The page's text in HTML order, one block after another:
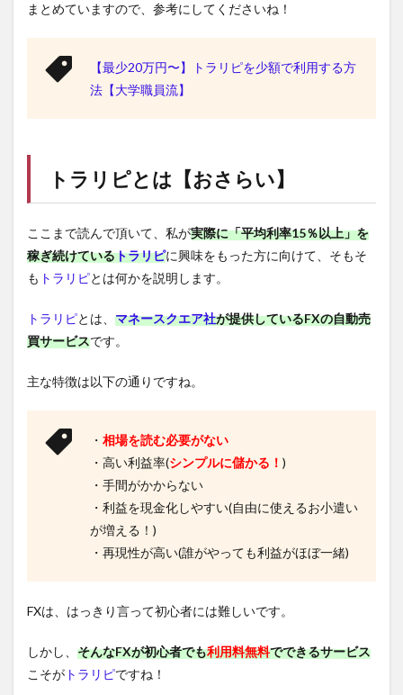
まとめていますので、参考にしてくださいね！
【最少20万円〜】トラリピを少額で利用する方
法【大学職員流】
トラリピとは【おさらい】
ここまで読んで頂いて、私が実際に「平均利率15％以上」を
稼ぎ続けているトラリピに興味をもった方に向けて、そもそ
も トラリピとは何かを説明します。
トラリピとは、 マネースクエア社が提供しているFXの自動売
買サービスです。
主な特徴は以下の通りですね。
・ 相場を読む必要がない
・高い利益率(シンプルに儲かる！ )
・手間がかからない
・利益を現金化しやすい(自由に使えるお小遣い
が増える！)
・再現性が高い(誰がやっても利益がほぼ一緒)
FXは、はっきり言って初心者には難しいです。
しかし、 そんなFXが初心者でも利用料無料でできるサービス
こそが トラリピですね！